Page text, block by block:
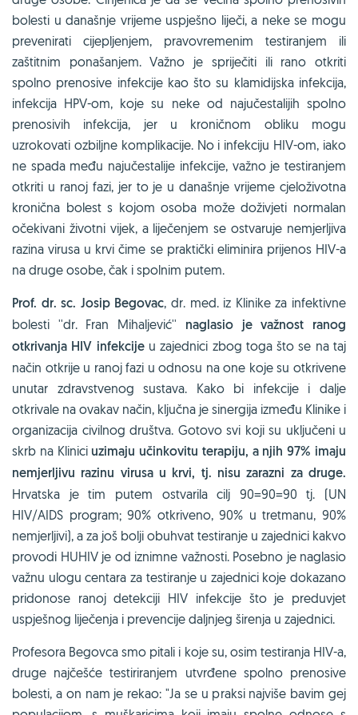
bolesti u današnje vrijeme uspješno liječi, a neke se mogu
prevenirati cijepljenjem, pravovremenim testiranjem ili
zaštitnim ponašanjem. Važno je spriječiti ili rano otkriti
spolno prenosive infekcije kao što su klamidijska infekcija,
infekcija HPV-om, koje su neke od najučestalijih spolno
prenosivih infekcija, jer u kroničnom obliku mogu
uzrokovati ozbiljne komplikacije. No i infekciju HIV-om, iako
ne spada među najučestalije infekcije, važno je testiranjem
otkriti u ranoj fazi, jer to je u današnje vrijeme cjeloživotna
kronična bolest s kojom osoba može doživjeti normalan
očekivani životni vijek, a liječenjem se ostvaruje nemjerljiva
razina virusa u krvi čime se praktički eliminira prijenos HIV-a
na druge osobe, čak i spolnim putem.
Prof. dr. sc. Josip Begovac, dr. med. iz Klinike za infektivne
bolesti ''dr. Fran Mihaljević'' naglasio je važnost ranog
otkrivanja HIV infekcijeu zajednici zbog toga što se na taj
način otkrije u ranoj fazi u odnosu na one koje su otkrivene
unutar zdravstvenog sustava. Kako bi infekcije i dalje
otkrivale na ovakav način, ključna je sinergija između Klinike i
organizacija civilnog društva. Gotovo svi koji su uključeni u
skrb na Klinici uzimaju učinkovitu terapiju, a njih 97% imaju
nemjerljivu razinu virusa u krvi, tj. nisu zarazni za druge.
Hrvatska je tim putem ostvarila cilj 90=90=90 tj. (UN
HIV/AIDS program; 90% otkriveno, 90% u tretmanu, 90%
nemjerljivi), a za još bolji obuhvat testiranje u zajednici kakvo
provodi HUHIV je od iznimne važnosti. Posebno je naglasio
važnu ulogu centara za testiranje u zajednici koje dokazano
pridonose ranoj detekciji HIV infekcije što je preduvjet
uspješnog liječenja i prevencije daljnjeg širenja u zajednici.
Profesora Begovca smo pitali i koje su, osim testiranja HIV-a,
druge najčešće testiriranjem utvrđene spolno prenosive
bolesti, a on nam je rekao: "Ja se u praksi najviše bavim gej